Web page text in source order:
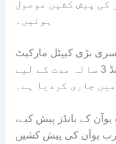
26 کروڑ ڈالر کی پیش کشیں موصول
ہوئیں۔
بڑی کیپٹل مارکیٹ
تک رسائی حاصل کی ہے اور آج پانڈا بانڈ 3 سالہ مدت کے لیے
جاری کردیا ہے۔
مطابق پاکستان نے 1.75 ارب یوآن کے بانڈز پیش کیے،
کاروں کی طرف سے 8.8 ارب یوآن کی پیش کشیں